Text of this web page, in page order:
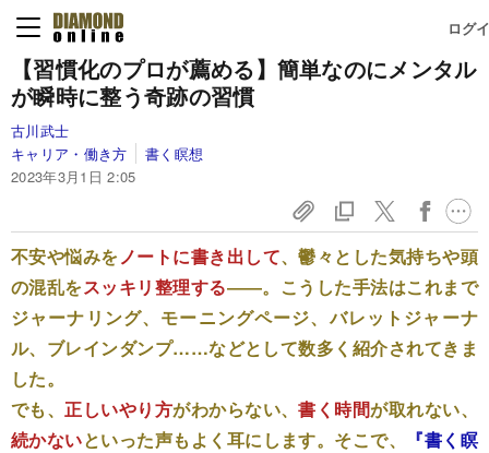
ログ
【習慣化のプロが薦める】簡単なのにメンタル
が瞬時に整う奇跡の習慣
古川武士
キャリア・働き方
書く瞑想
2023年3月1日 2:05
不安や悩みをノートに書き出して、鬱々とした気持ちや頭
の混乱をスッキリ整理する――。こうした手法はこれまで
ジャーナリング、モーニングページ、バレットジャーナ
ル、ブレインダンプ……などとして数多く紹介されてきま
した。
でも、正しいやり方がわからない、書く時間が取れない、
続かないといった声もよく耳にします。そこで、
『書く瞑